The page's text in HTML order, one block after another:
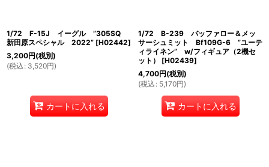
1/72 F-15J イーグル ”305SQ
新田原スペシャル 2022” [H02442]
3,200円(税別)
(税込 : 3,520円)
カートに入れる
1/72 B-239 バッファロー＆メッ
サーシュミット Bf109G-6 ”ユーテ
ィライネン” w/フィギュア（2機セ
ット）
[H02439]
4,700円(税別)
(税込 : 5,170円)
カートに入れる